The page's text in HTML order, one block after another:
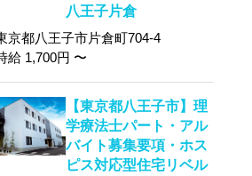
八王子片倉
京都八王子市片倉町704-4
給 1,700円 〜
【東京都八王子市】理
学療法士パート・アル
バイト募集要項・ホス
ピス対応型住宅リベル